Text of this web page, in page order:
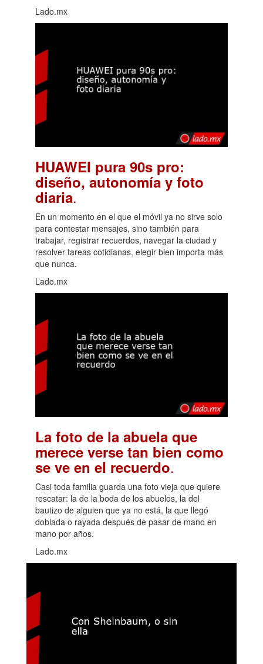
Lado.mx
HUAWEI pura 90s pro:
diseño, autonomía y foto
diaria.
En un momento en el que el móvil ya no sirve solo
para contestar mensajes, sino también para
trabajar, registrar recuerdos, navegar la ciudad y
resolver tareas cotidianas, elegir bien importa más
que nunca.
Lado.mx
La foto de la abuela que
merece verse tan bien como
se ve en el recuerdo.
Casi toda familia guarda una foto vieja que quiere
rescatar: la de la boda de los abuelos, la del
bautizo de alguien que ya no está, la que llegó
doblada o rayada después de pasar de mano en
mano por años.
Lado.mx